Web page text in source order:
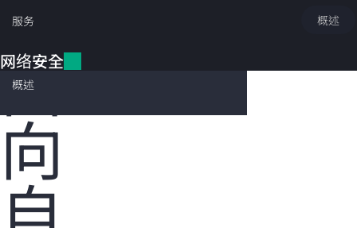
目
录服务
网络安全 概述
概述
网络安全
面
向